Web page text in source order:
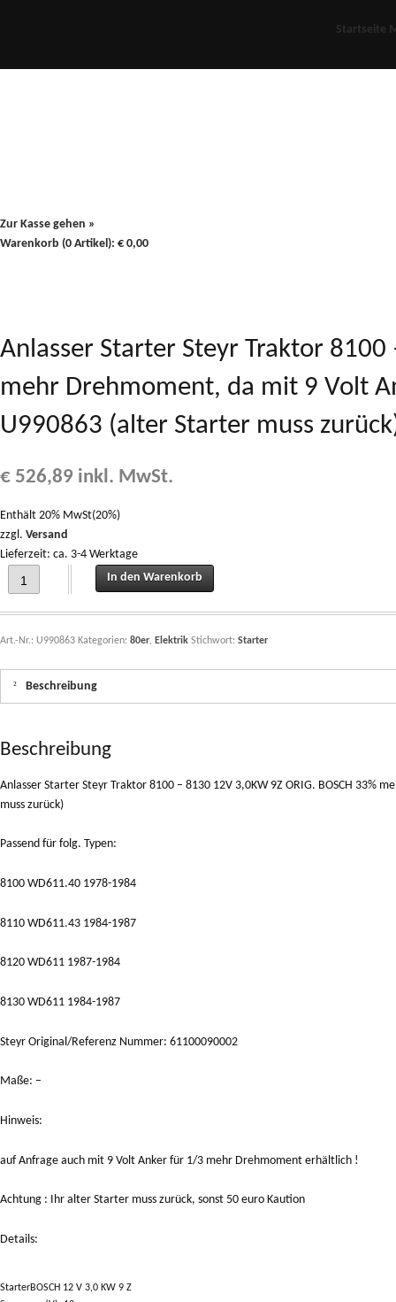
Startseite
Zur Kasse gehen »
Warenkorb (0 Artikel): € 0,00
Anlasser Starter Steyr Traktor 8100
mehr Drehmoment, da mit 9 Volt
U990863 (alter Starter muss
€ 526,89 inkl. MwSt.
Enthält 20% MwSt(20%)
zzgl. Versand
Lieferzeit: ca. 3-4 Werktage
Anlasser Starter Steyr Traktor 8100 - 8130 12V 3,0KW 9Z ORIG. BOSCH 33%
In den Warenkorb
Art.-Nr.: U990863 Kategorien: 80er, Elektrik Stichwort: Starter
Beschreibung
Beschreibung
Anlasser Starter Steyr Traktor 8100 – 8130 12V 3,0KW 9Z ORIG. BOSCH
muss zurück)
Passend für folg. Typen:
8100 WD611.40 1978-1984
8110 WD611.43 1984-1987
8120 WD611 1987-1984
8130 WD611 1984-1987
Steyr Original/Referenz Nummer: 61100090002
Maße: –
Hinweis:
auf Anfrage auch mit 9 Volt Anker für 1/3 mehr Drehmoment erhältlich !
Achtung : Ihr alter Starter muss zurück, sonst 50 euro Kaution
Details:
StarterBOSCH 12 V 3,0 KW 9 Z